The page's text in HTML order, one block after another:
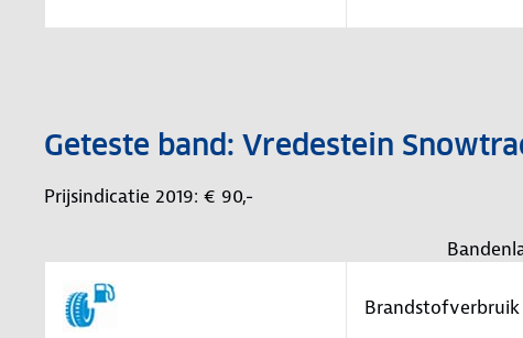
Geteste band: Vredestein
Prijsindicatie 2019: € 90,-
Brandstofverbruik